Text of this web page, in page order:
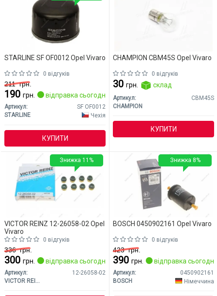
STARLINE SF OF0012 Opel Vivaro
0 відгуків
211грн.
190 грн. відправка сьогодні
Артикул:
SF OF0012
STARLINE
Чехія
КУПИТИ
CHAMPION CBM45S Opel Vivaro
0 відгуків
30 грн. склад
Артикул:
CBM45S
CHAMPION
КУПИТИ
VICTOR REINZ 12-26058-02 Opel
Vivaro
0 відгуків
336грн.
300 грн. відправка сьогодні
Артикул:
12-26058-02
VICTOR REINZ
Знижка 11%
BOSCH 0450902161 Opel Vivaro
0 відгуків
423грн.
390 грн. відправка сьогодні
Артикул:
0450902161
BOSCH
Німеччина
Знижка 8%